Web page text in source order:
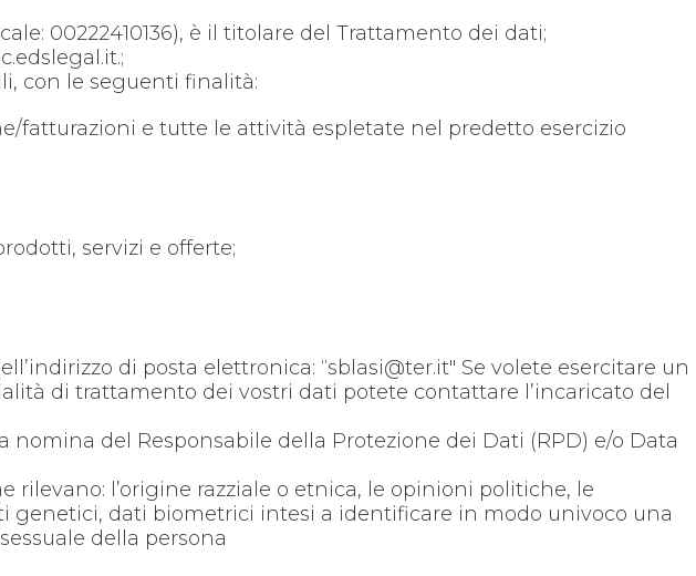
00222410136), è il titolare del Trattamento dei dati;
con le seguenti finalità:
e tutte le attività espletate nel predetto esercizio
servizi e offerte;
di posta elettronica: “sblasi@ter.it" Se volete esercitare un
di trattamento dei vostri dati potete contattare l’incaricato del
del Responsabile della Protezione dei Dati (RPD) e/o Data
rilevano: l’origine razziale o etnica, le opinioni politiche, le
genetici, dati biometrici intesi a identificare in modo univoco una
della persona